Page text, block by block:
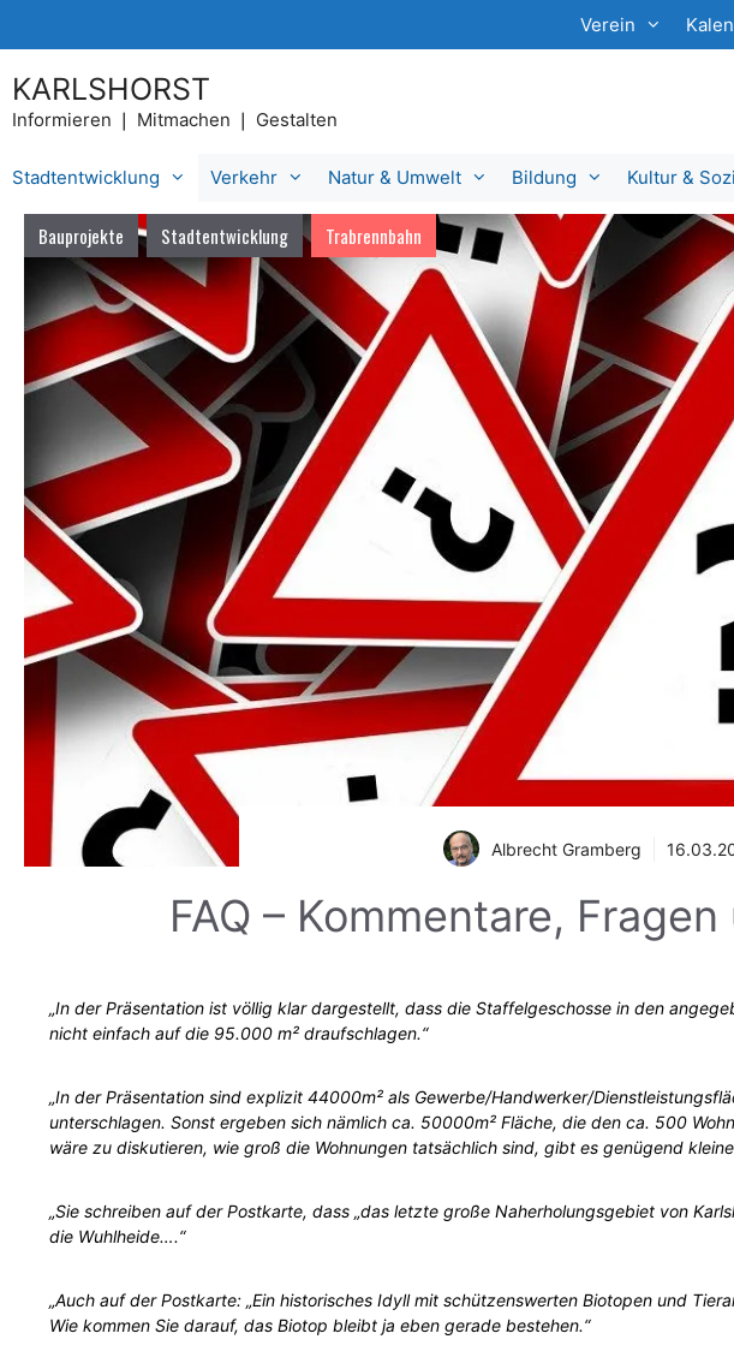
Verein
KARLSHORST
Informieren ❘ Mitmachen ❘ Gestalten
Stadtentwicklung Verkehr Natur & Umwelt Bildung Kultur &
Bauprojekte Stadtentwicklung Trabrennbahn
Albrecht Gramberg
FAQ – Kommentare,
„In der Präsentation ist völlig klar dargestellt, dass die Staffelgeschosse in den
nicht einfach auf die 95.000 m² draufschlagen.“
„In der Präsentation sind explizit 44000m² als Gewerbe/Handwerker/
unterschlagen. Sonst ergeben sich nämlich ca. 50000m² Fläche, die den ca. 500
wäre zu diskutieren, wie groß die Wohnungen tatsächlich sind, gibt es genügend
„Sie schreiben auf der Postkarte, dass „das letzte große Naherholungsgebiet von
die Wuhlheide….“
„Auch auf der Postkarte: „Ein historisches Idyll mit schützenswerten Biotopen und
Wie kommen Sie darauf, das Biotop bleibt ja eben gerade bestehen.“